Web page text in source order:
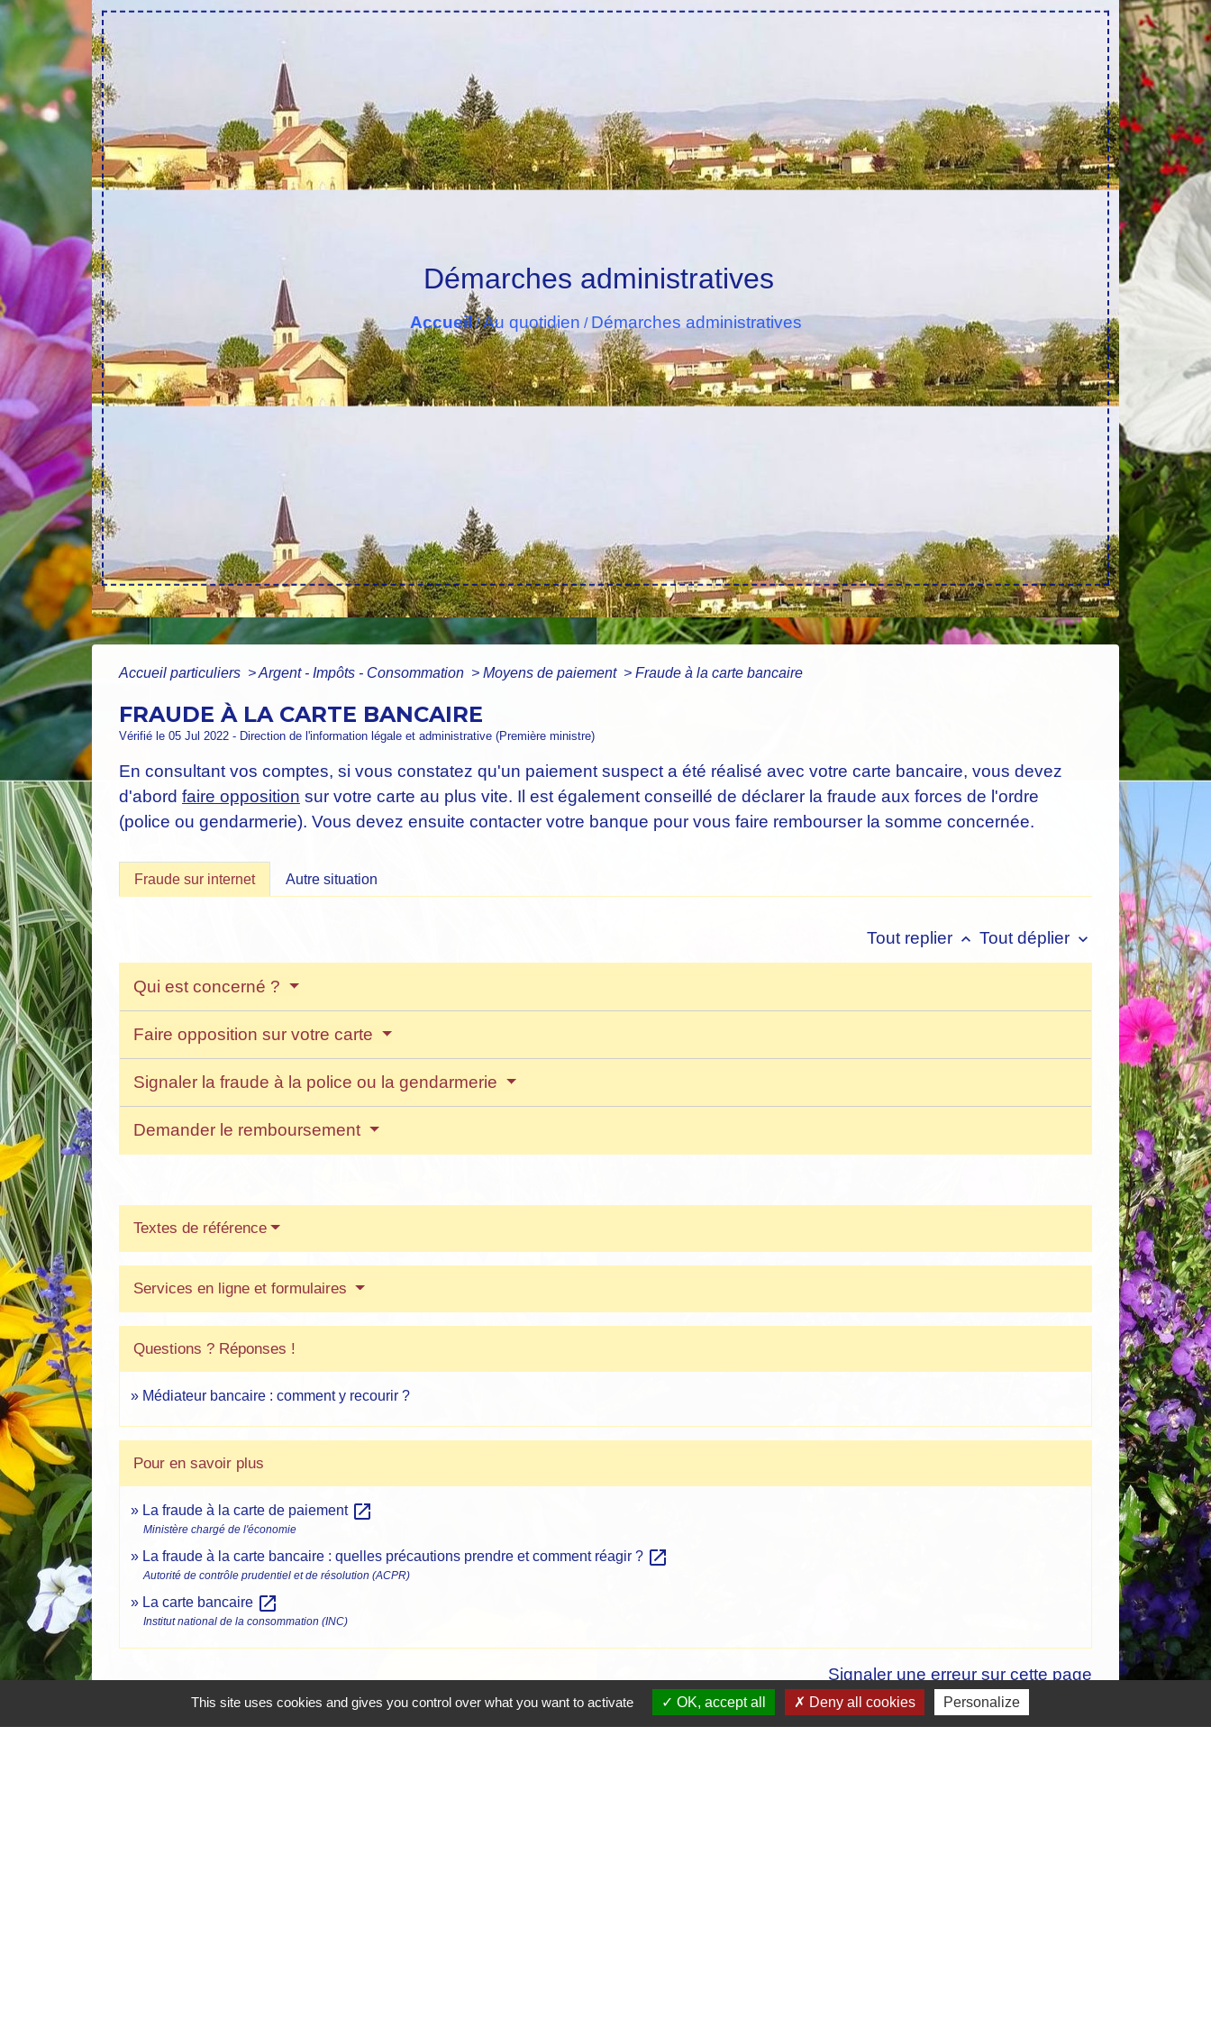
Démarches administratives
Accueil/Au quotidien / Démarches administratives
Accueil particuliers >Argent - Impôts - Consommation > Moyens de paiement > Fraude à la carte bancaire
FRAUDE À LA CARTE BANCAIRE
Vérifié le 05 Jul 2022 - Direction de l'information légale et administrative (Première ministre)
En consultant vos comptes, si vous constatez qu'un paiement suspect a été réalisé avec votre carte bancaire, vous devez
d'abord faire opposition sur votre carte au plus vite. Il est également conseillé de déclarer la fraude aux forces de l'ordre
(police ou gendarmerie). Vous devez ensuite contacter votre banque pour vous faire rembourser la somme concernée.
Fraude sur internet Autre situation
Tout replier keyboard_arrow_up Tout déplier keyboard_arrow_down
Qui est concerné ?
Faire opposition sur votre carte
Signaler la fraude à la police ou la gendarmerie
Demander le remboursement
Textes de référence
Services en ligne et formulaires
Questions ? Réponses !
Médiateur bancaire : comment y recourir ?
Pour en savoir plus
La fraude à la carte de paiement open_in_new
Ministère chargé de l'économie
La fraude à la carte bancaire : quelles précautions prendre et comment réagir ? open_in_new
Autorité de contrôle prudentiel et de résolution (ACPR)
La carte bancaire open_in_new
Institut national de la consommation (INC)
Signaler une erreur sur cette page
This site uses cookies and gives you control over what you want to activate OK, accept all Deny all cookies Personalize